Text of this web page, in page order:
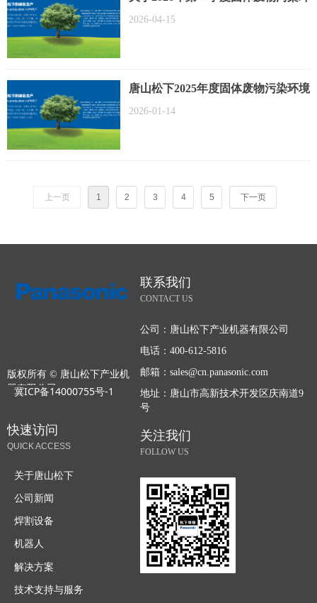
境防治信息的公开
2026-04-15
唐山松下2025年度固体废物污染环境
防治信息公开
2026-01-14
上一页 1 2 3 4 5 下一页
关注我们
FOLLOW US
版权所有 © 唐山松下产业机
器有限公司
冀ICP备14000755号-1
联系我们
CONTACT US
公司： 唐山松下产业机器有限公司
电话：400-612-5816
邮箱：sales@cn.panasonic.com
地址： 唐山市高新技术开发区庆南道9
号
快速访问
QUICK ACCESS
关于唐山松下
公司新闻
焊割设备
机器人
解决方案
技术支持与服务